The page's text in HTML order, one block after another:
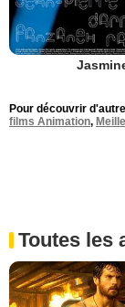
Pour découvrir
films Animation,
Toutes les